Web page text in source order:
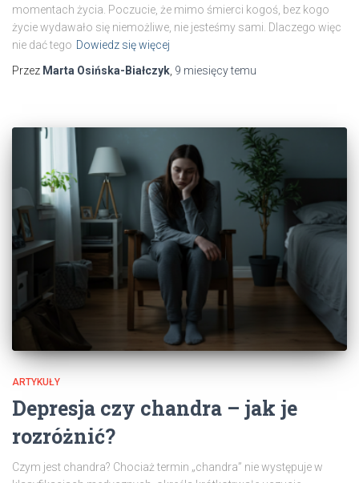
momentach życia. Poczucie, że mimo śmierci kogoś, bez kogo
życie wydawało się niemożliwe, nie jesteśmy sami. Dlaczego więc
nie dać tego Dowiedz się więcej
Przez Marta Osińska-Białczyk, 9 miesięcytemu
ARTYKUŁY
Depresja czy chandra – jak je
rozróżnić?
Czym jest chandra? Chociaż termin „chandra” nie występuje w